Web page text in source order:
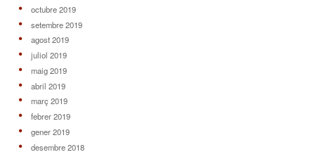
octubre 2019
setembre 2019
agost 2019
juliol 2019
maig 2019
abril 2019
març 2019
febrer 2019
gener 2019
desembre 2018